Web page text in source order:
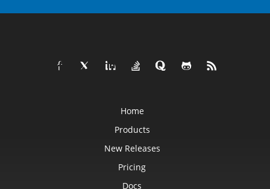
Home
Products
New Releases
Pricing
Docs